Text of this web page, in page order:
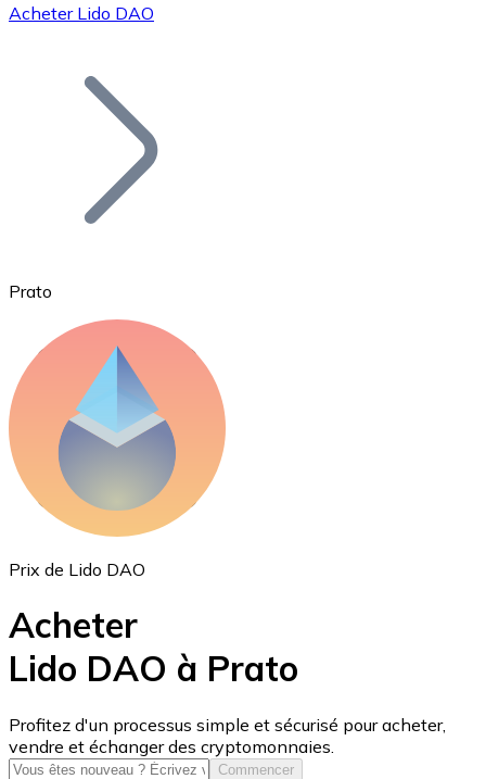
Bitcoin
Ethereum
ETH
USD Coin
USDC
Acheter Lido DAO
Prato
Prix de Lido DAO
Acheter
Lido DAO à Prato
Profitez d'un processus simple et sécurisé pour acheter,
vendre et échanger des cryptomonnaies.
Commencer